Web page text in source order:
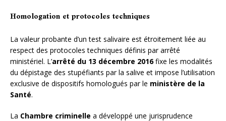
Homologation et protocoles techniques
La valeur probante d’un test salivaire est étroitement liée au
respect des protocoles techniques définis par arrêté
ministériel. L’arrêté du 13 décembre 2016fixe les modalités
du dépistage des stupéfiants par la salive et impose l’utilisation
exclusive de dispositifs homologués par le ministère de la
Santé.
La Chambre criminelle a développé une jurisprudence